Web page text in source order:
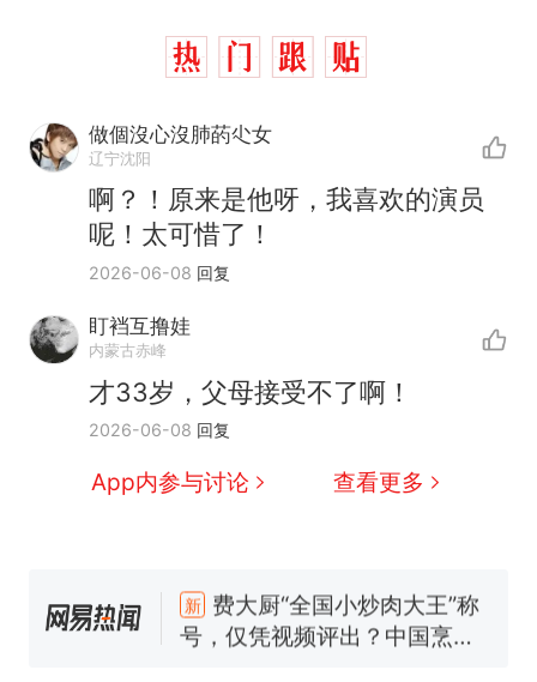
做個沒心沒肺菂尐女
辽宁沈阳
啊？！原来是他呀，我喜欢的演员
呢！太可惜了！
2026-06-08 回复
盯裆互撸娃
内蒙古赤峰
才33岁，父母接受不了啊！
2026-06-08 回复
App内参与讨论 查看更多
人生
新
费大厨“全国小炒肉大王”称
号，仅凭视频评出？中国烹饪